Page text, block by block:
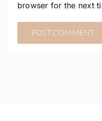
browser for the next